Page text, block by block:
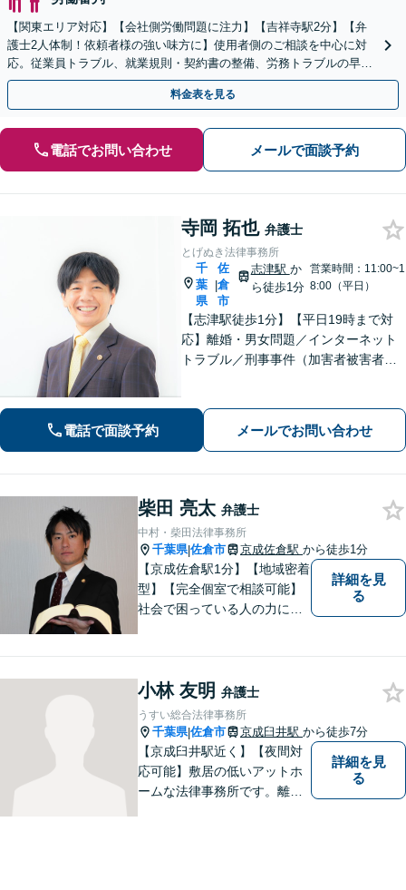
【関東エリア対応】【会社側労働問題に注力】【吉祥寺駅2分】【弁
護士2人体制！依頼者様の強い味方に】使用者側のご相談を中心に対
応。従業員トラブル、就業規則・契約書の整備、労務トラブルの早期
解決・防止に努めます。
料金表を見る
電話でお問い合わせ メールで面談予約
寺岡 拓也 弁護士
とげぬき法律事務所
千
葉
県
|
佐
倉
市
志津駅 か
ら徒歩1分
営業時間：11:00~1
8:00（平日）
【志津駅徒歩1分】【平日19時まで対
応】離婚・男女問題／インターネット
トラブル／刑事事件（加害者被害者含
ご相談ください【zoom面談可】【全国
相談対応】
電話で面談予約 メールでお問い合わせ
柴田 亮太 弁護士
中村・柴田法律事務所
千葉県|佐倉市 京成佐倉駅 から徒歩1分
【京成佐倉駅1分】【地域密着
型】【完全個室で相談可能】
社会で困っている人の力にな
相続、離婚・男女問題、交通
事故の案件を広く受け付けて
います。 ぜひご相談くださ
い。
詳細を見
る
小林 友明 弁護士
うすい総合法律事務所
千葉県|佐倉市 京成臼井駅 から徒歩7分
【京成臼井駅近く】【夜間対
応可能】敷居の低いアットホ
ームな法律事務所です。離婚
詳細を見
る